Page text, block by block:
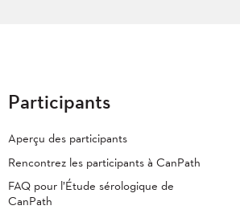
Participants
Aperçu des participants
Rencontrez les participants à CanPath
FAQ pour l’Étude sérologique de
CanPath